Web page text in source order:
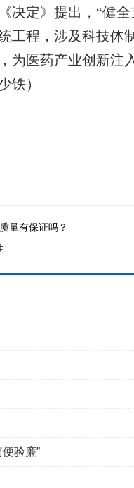
定》提出，“健全
工程，涉及科技体
为医药产业创新注
铁）
量有保证吗？
验廉”